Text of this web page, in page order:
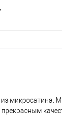
микросатина.